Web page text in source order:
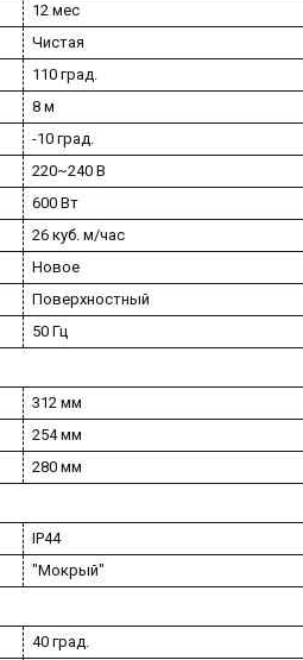
12 мес
Чистая
110 град.
8 м
-10 град.
220~240 В
600 Вт
26 куб. м/час
Новое
Поверхностный
50 Гц
312 мм
254 мм
280 мм
IP44
"Мокрый"
40 град.